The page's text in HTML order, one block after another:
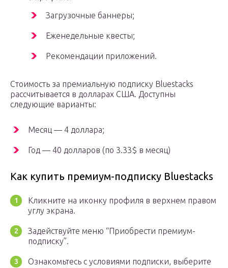
Загрузочные баннеры;
Еженедельные квесты;
Рекомендации приложений.
Стоимость за премиальную подписку Bluestacks
рассчитывается в долларах США. Доступны
следующие варианты:
Месяц — 4 доллара;
Год — 40 долларов (по 3.33$ в месяц)
Как купить премиум-подписку Bluestacks
Кликните на иконку профиля в верхнем правом
углу экрана.
Задействуйте меню “Приобрести премиум-
подписку”.
Ознакомьтесь с условиями подписки, выберите